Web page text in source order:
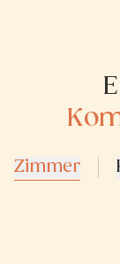
Zimmer